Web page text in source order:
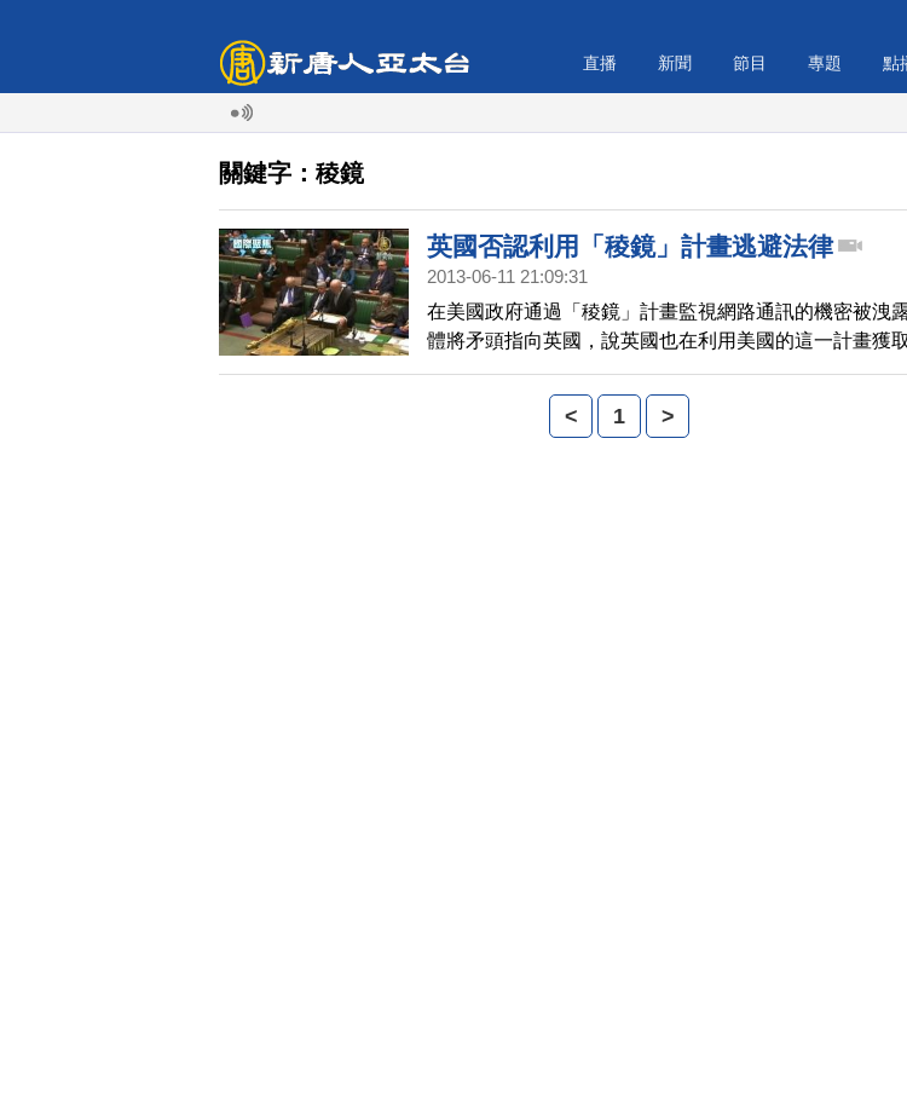
直播 新聞 節目 專題 點
關鍵字：稜鏡
英國否認利用「稜鏡」計畫逃避法律
2013-06-11 21:09:31
在美國政府通過「稜鏡」計畫監視網路通訊的機密被洩
體將矛頭指向英國，說英國也在利用美國的這一計畫獲
並因此逃過了英國法律的監控，英國政府週一(10日)明
< 1 >